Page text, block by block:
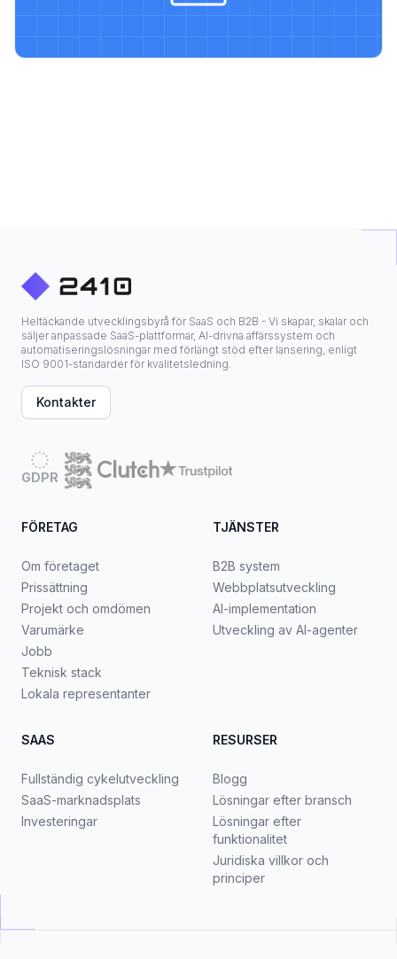
Heltäckande utvecklingsbyrå för SaaS och B2B - Vi skapar, skalar och
säljer anpassade SaaS-plattformar, AI-drivna affärssystem och
automatiseringslösningar med förlängt stöd efter lansering, enligt
ISO 9001-standarder för kvalitetsledning.
Kontakter
GDPR
FÖRETAG
Om företaget
Prissättning
Projekt och omdömen
Varumärke
Jobb
Teknisk stack
Lokala representanter
TJÄNSTER
B2B system
Webbplatsutveckling
AI-implementation
Utveckling av AI-agenter
SAAS
Fullständig cykelutveckling
SaaS-marknadsplats
Investeringar
RESURSER
Blogg
Lösningar efter bransch
Lösningar efter
funktionalitet
Juridiska villkor och
principer